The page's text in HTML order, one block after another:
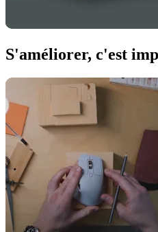
S'améliorer, c'est